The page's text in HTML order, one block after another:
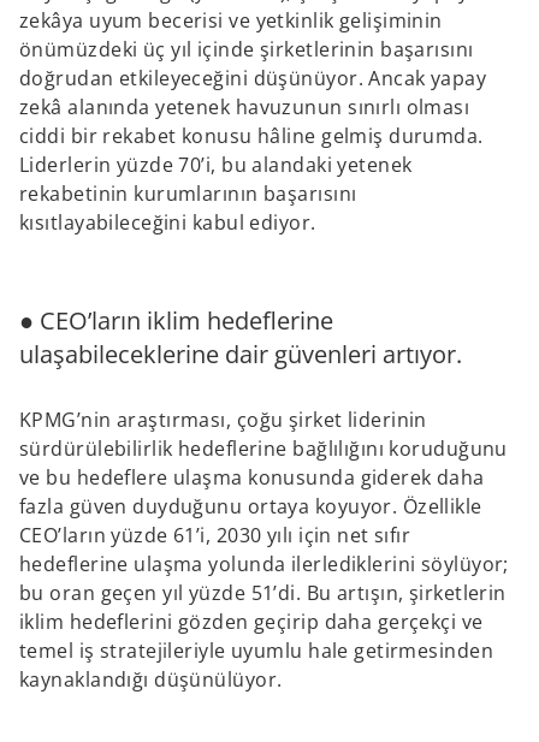
zekâya uyum becerisi ve yetkinlik gelişiminin
önümüzdeki üç yıl içinde şirketlerinin başarısını
doğrudan etkileyeceğini düşünüyor. Ancak yapay
zekâ alanında yetenek havuzunun sınırlı olması
ciddi bir rekabet konusu hâline gelmiş durumda.
Liderlerin yüzde 70’i, bu alandaki yetenek
rekabetinin kurumlarının başarısını
kısıtlayabileceğini kabul ediyor.
● CEO’ların iklim hedeflerine
ulaşabileceklerine dair güvenleri artıyor.
KPMG’nin araştırması, çoğu şirket liderinin
sürdürülebilirlik hedeflerine bağlılığını koruduğunu
ve bu hedeflere ulaşma konusunda giderek daha
fazla güven duyduğunu ortaya koyuyor. Özellikle
CEO’ların yüzde 61’i, 2030 yılı için net sıfır
hedeflerine ulaşma yolunda ilerlediklerini söylüyor;
bu oran geçen yıl yüzde 51’di. Bu artışın, şirketlerin
iklim hedeflerini gözden geçirip daha gerçekçi ve
temel iş stratejileriyle uyumlu hale getirmesinden
kaynaklandığı düşünülüyor.